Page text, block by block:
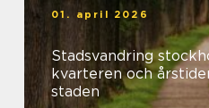
01. april 2026
Stadsvandring stockholm
kvarteren och
staden